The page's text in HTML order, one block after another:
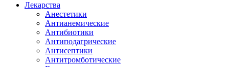
Лекарства
Анестетики
Антианемические
Антибиотики
Антиподагрические
Антисептики
Антитромботические